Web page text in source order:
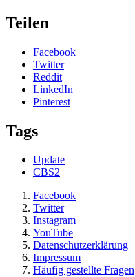
Teilen
Facebook
Twitter
Reddit
LinkedIn
Pinterest
Tags
Update
CBS2
Facebook
Twitter
Instagram
YouTube
Datenschutzerklärung
Impressum
Häufig gestellte Fragen